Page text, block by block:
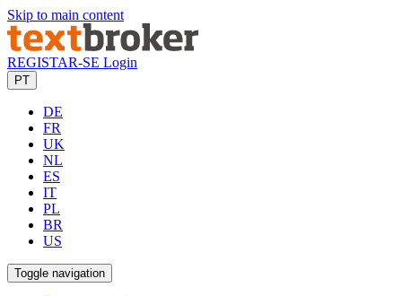
Skip to main content
REGISTAR-SE Login
PT
DE
FR
UK
NL
ES
IT
PL
BR
US
Toggle navigation